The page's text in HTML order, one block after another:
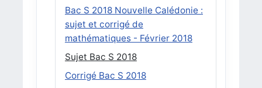
Bac S 2018 Nouvelle Calédonie :
sujet et corrigé de
mathématiques - Février 2018
Sujet Bac S 2018
Corrigé Bac S 2018